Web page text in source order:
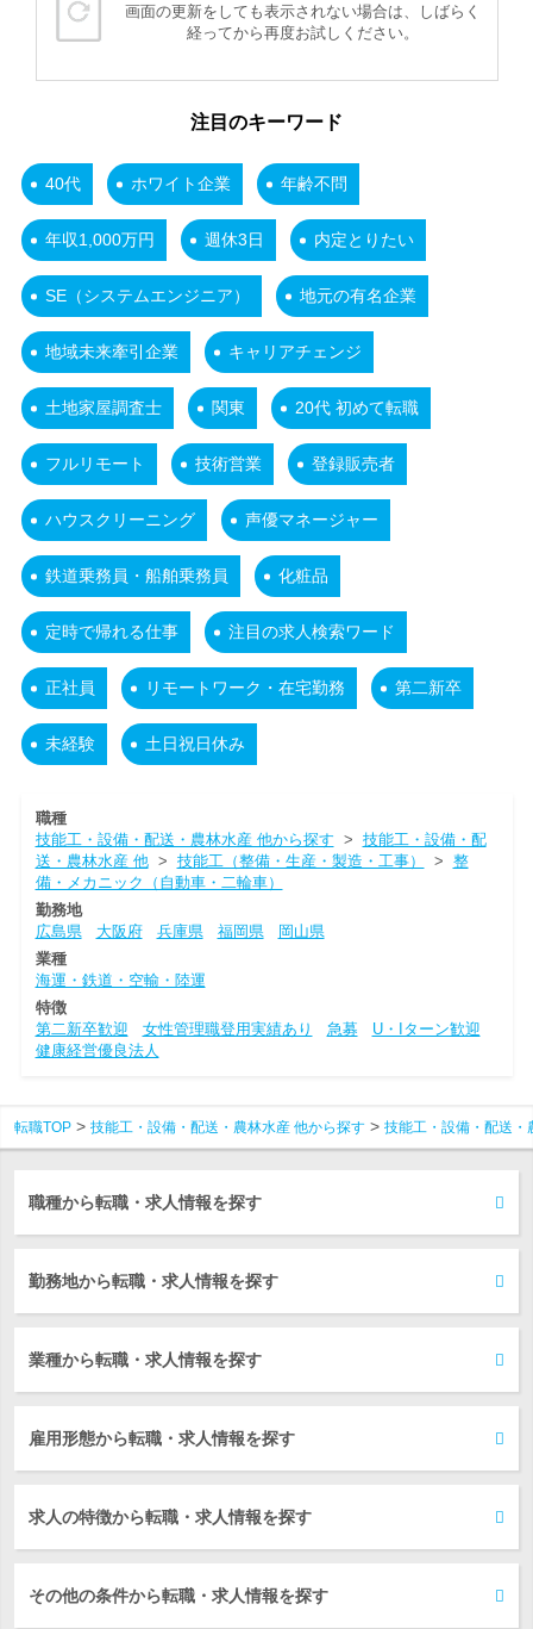
画面の更新をしても表示されない場合は、しばらく
経ってから再度お試しください。
注目のキーワード
40代 ホワイト企業 年齢不問
年収1,000万円 週休3日 内定とりたい
SE（システムエンジニア） 地元の有名企業
地域未来牽引企業 キャリアチェンジ
土地家屋調査士 関東 20代 初めて転職
フルリモート 技術営業 登録販売者
ハウスクリーニング 声優マネージャー
鉄道乗務員・船舶乗務員 化粧品
定時で帰れる仕事 注目の求人検索ワード
正社員 リモートワーク・在宅勤務 第二新卒
未経験 土日祝日休み
職種
技能工・設備・配送・農林水産 他から探す > 技能工・設備・配
送・農林水産 他> 技能工（整備・生産・製造・工事） > 整
備・メカニック（自動車・二輪車）
勤務地
広島県
大阪府 兵庫県 福岡県
岡山県
業種
海運・鉄道・空輸・陸運
特徴
第二新卒歓迎
女性管理職登用実績あり 急募
U・Iターン歓迎
健康経営優良法人
転職TOP 技能工・設備・配送・農林水産 他から探す 技能工・設備・配送・
職種から転職・求人情報を探す
勤務地から転職・求人情報を探す
業種から転職・求人情報を探す
雇用形態から転職・求人情報を探す
求人の特徴から転職・求人情報を探す
その他の条件から転職・求人情報を探す